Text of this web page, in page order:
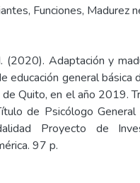
, Funciones, Madurez
(2020). Adaptación y
educación general básica
Quito, en el año 2019.
de Psicólogo General
Proyecto de
97 p.